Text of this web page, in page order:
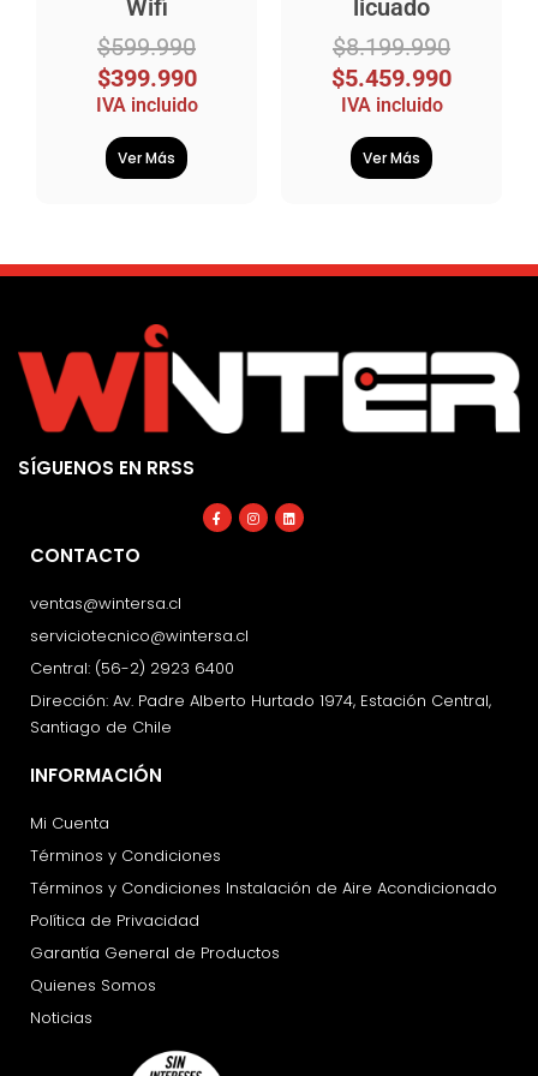
Wifi
$599.990
$399.990
IVA incluido
Ver Más
licuado
$8.199.990
$5.459.990
IVA incluido
Ver Más
SÍGUENOS EN RRSS
Facebook-
f
Instagram
Linkedin
CONTACTO
ventas@wintersa.cl
serviciotecnico@wintersa.cl
Central: (56-2) 2923 6400
Dirección: Av. Padre Alberto Hurtado 1974, Estación Central,
Santiago de Chile
INFORMACIÓN
Mi Cuenta
Términos y Condiciones
Términos y Condiciones Instalación de Aire Acondicionado
Política de Privacidad
Garantía General de Productos
Quienes Somos
Noticias